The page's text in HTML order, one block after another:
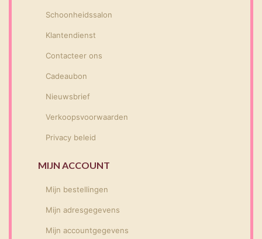
Schoonheidssalon
Klantendienst
Contacteer ons
Cadeaubon
Nieuwsbrief
Verkoopsvoorwaarden
Privacy beleid
MIJN ACCOUNT
Mijn bestellingen
Mijn adresgegevens
Mijn accountgegevens